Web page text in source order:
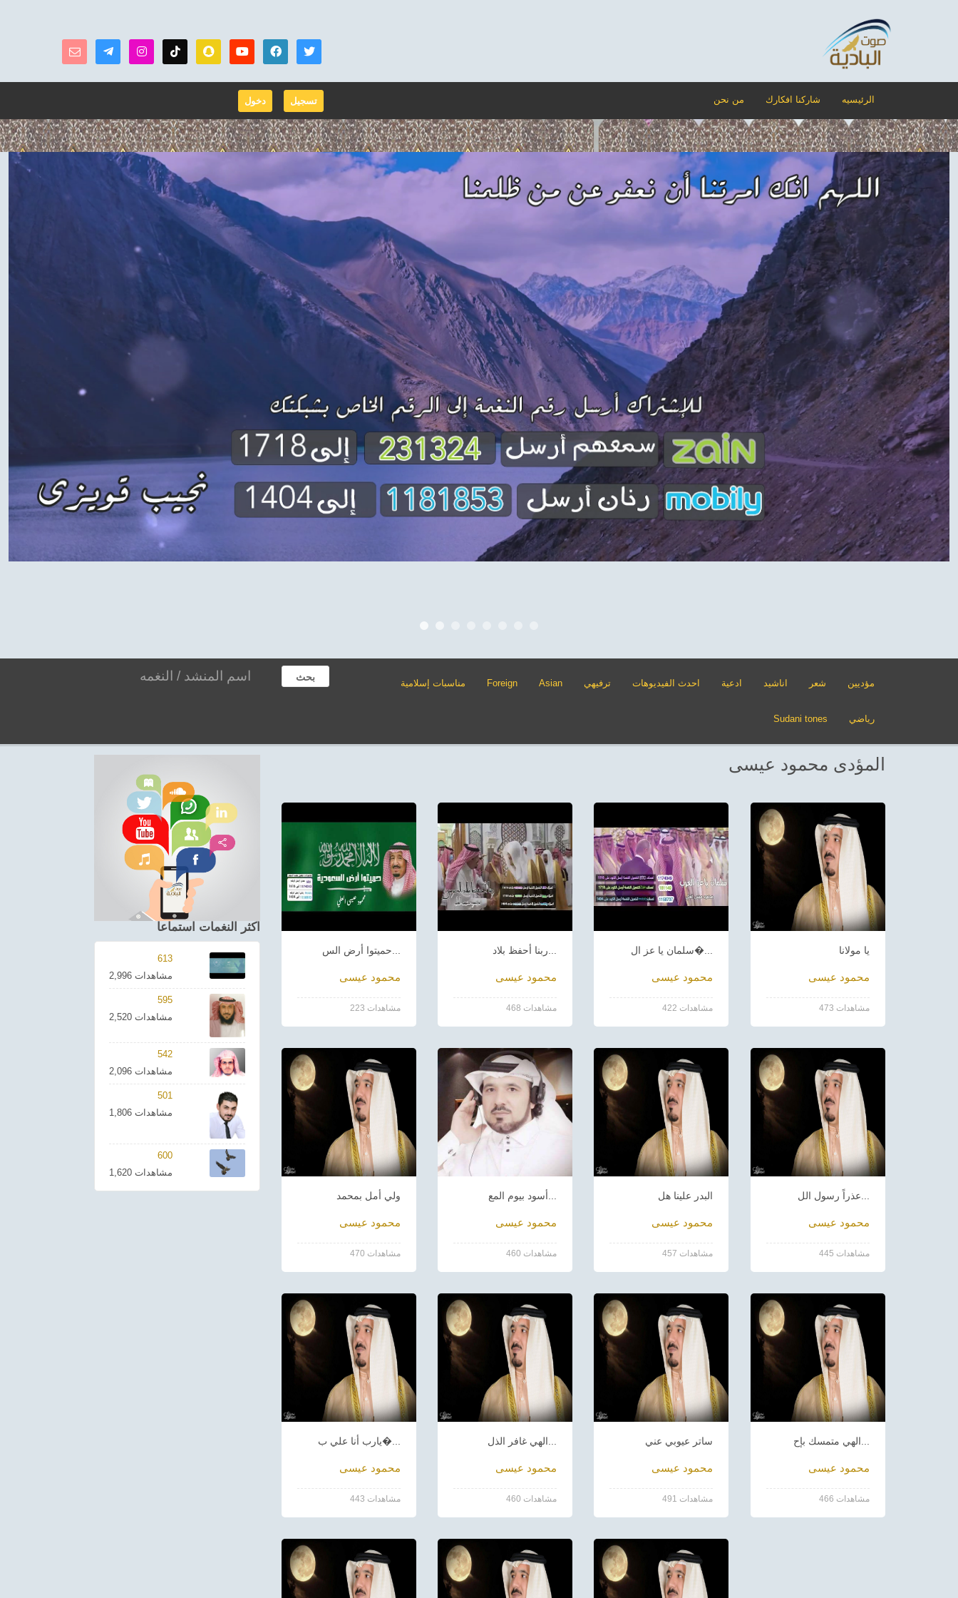
دخول تسجيل من نحن شاركنا افكارك الرئيسيه
بحث
مؤديين شعر اناشيد ادعية احدث الفيديوهات ترفيهي Asian
Foreign مناسبات إسلامية
رياضي Sudani tones
اكثر النغمات استماعا
613
2,996 مشاهدات
595
2,520 مشاهدات
542
2,096 مشاهدات
501
1,806 مشاهدات
600
1,620 مشاهدات
المؤدى محمود عيسى
محمود عيسى
223 مشاهدات
محمود عيسى
468 مشاهدات
سلمان يا عز ال�...
محمود عيسى
422 مشاهدات
يا مولانا
محمود عيسى
473 مشاهدات
ولي أمل بمحمد
محمود عيسى
470 مشاهدات
محمود عيسى
460 مشاهدات
البدر علينا هل
محمود عيسى
457 مشاهدات
محمود عيسى
445 مشاهدات
يارب أنا علي ب�...
محمود عيسى
443 مشاهدات
محمود عيسى
460 مشاهدات
ساتر عيوبي عني
محمود عيسى
491 مشاهدات
محمود عيسى
466 مشاهدات